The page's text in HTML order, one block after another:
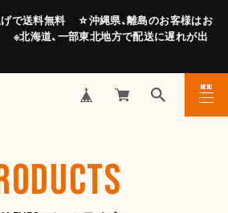
で送料無料 ☆沖縄県、離島のお客様はお
海道、一部東北地方で配送に遅れが出
MENU
CLOSE